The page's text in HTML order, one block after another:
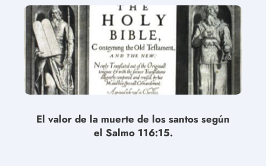
El valor de la muerte de los santos según
el Salmo 116:15.